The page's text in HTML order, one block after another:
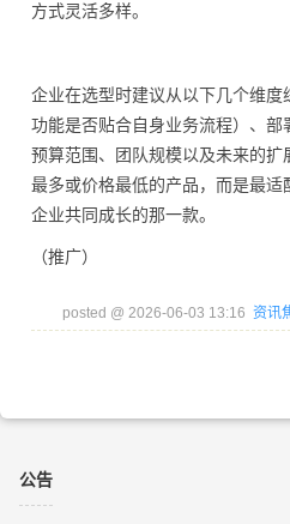
方式灵活多样。
企业在选型时建议从以下几个维
功能是否贴合自身业务流程）、部
预算范围、团队规模以及未来的
最多或价格最低的产品，而是最
企业共同成长的那一款。
（推广）
posted @ 2026-06-03 13:16 资讯
公告